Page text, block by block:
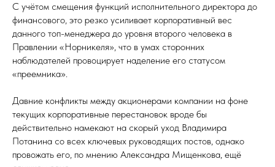
С учётом смещения функций исполнительного директора до
финансового, это резко усиливает корпоративный вес
данного топ-менеджера до уровня второго человека в
Правлении «Норникеля», что в умах сторонних
наблюдателей провоцирует наделение его статусом
«преемника».
Давние конфликты между акционерами компании на фоне
текущих корпоративные перестановок вроде бы
действительно намекают на скорый уход Владимира
Потанина со всех ключевых руководящих постов, однако
провожать его, по мнению Александра Мищенкова, ещё